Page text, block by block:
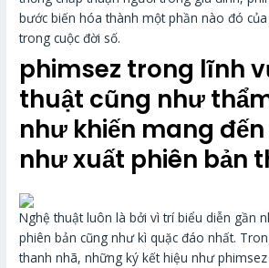
bước biến hóa thành một phần nào đó
trong cuộc đời số.
phimsez trong lĩnh
thuật cũng như
như khiến mang
như xuất phiên bản
Nghệ thuật luôn là bởi vì trí biểu diễn gần
phiên bản cũng như kì quặc đáo nhất.
thanh nhã, những ký kết hiệu như